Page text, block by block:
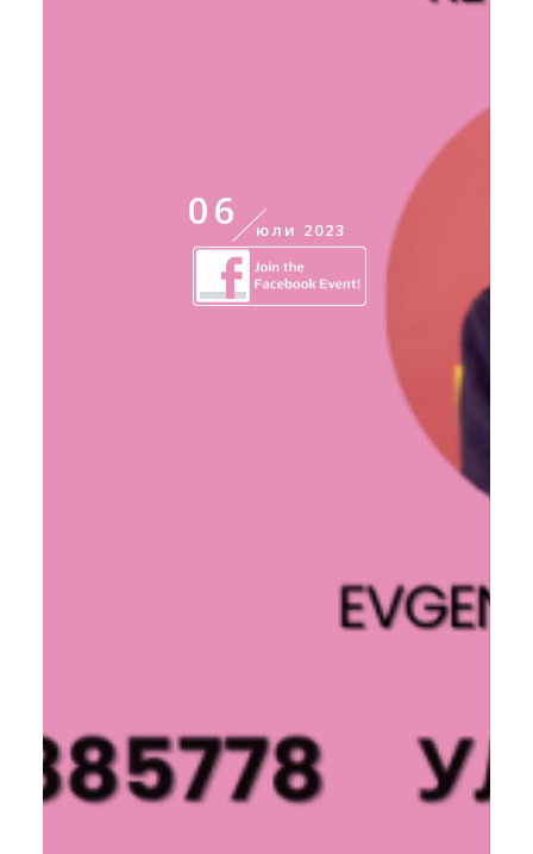
06 юли 2023